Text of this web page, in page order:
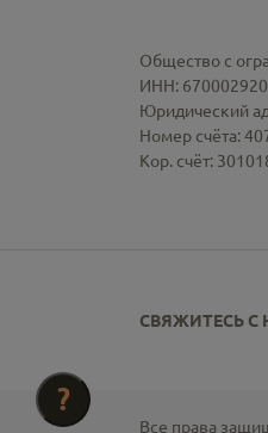
Общество с
ИНН:
Юридический
Номер счёта:
Кор. счёт:
СВЯЖИТЕСЬ С
Все права
?